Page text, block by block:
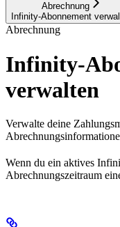
Abrechnung
Infinity-Abonnement
Abrechnung
Infinity-
verwalten
Verwalte deine
Wenn du ein aktives
Abrechnungszeitraum